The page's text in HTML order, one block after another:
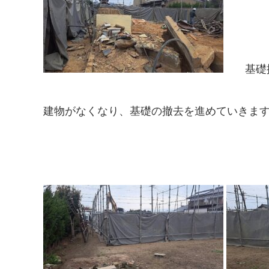
基礎
建物がなくなり、基礎の撤去を進めていきま